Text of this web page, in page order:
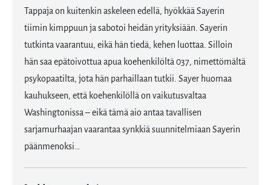
Tappaja on kuitenkin askeleen edellä, hyökkää Sayerin
tiimin kimppuun ja sabotoi heidän yrityksiään. Sayerin
tutkinta vaarantuu, eikä hän tiedä, kehen luottaa. Silloin
hän saa epätoivottua apua koehenkilöltä 037, nimettömältä
psykopaatilta, jota hän parhaillaan tutkii. Sayer huomaa
kauhukseen, että koehenkilöllä on vaikutusvaltaa
Washingtonissa – eikä tämä aio antaa tavallisen
sarjamurhaajan vaarantaa synkkiä suunnitelmiaan Sayerin
päänmenoksi…